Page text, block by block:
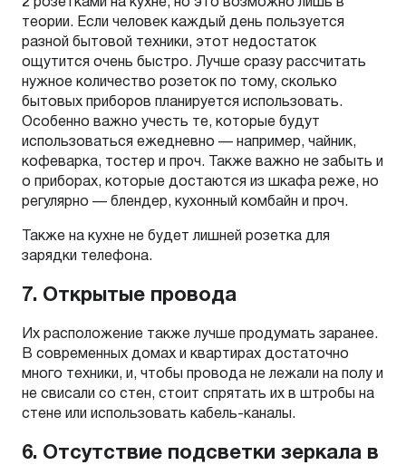
2 розетками на кухне, но это возможно лишь в
теории. Если человек каждый день пользуется
разной бытовой техники, этот недостаток
ощутится очень быстро. Лучше сразу рассчитать
нужное количество розеток по тому, сколько
бытовых приборов планируется использовать.
Особенно важно учесть те, которые будут
использоваться ежедневно — например, чайник,
кофеварка, тостер и проч. Также важно не забыть и
о приборах, которые достаются из шкафа реже, но
регулярно — блендер, кухонный комбайн и проч.
Также на кухне не будет лишней розетка для
зарядки телефона.
7. Открытые провода
Их расположение также лучше продумать заранее.
В современных домах и квартирах достаточно
много техники, и, чтобы провода не лежали на полу и
не свисали со стен, стоит спрятать их в штробы на
стене или использовать кабель-каналы.
6. Отсутствие подсветки зеркала в